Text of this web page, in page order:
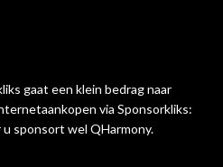
gaat een klein bedrag naar
via Sponsorkliks:
sponsort wel QHarmony.